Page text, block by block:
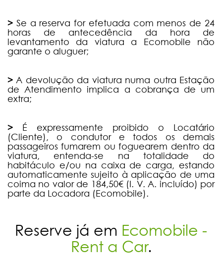
> Se a reserva for efetuada com menos de 24
horas de antecedência da hora de
levantamento da viatura a Ecomobile não
garante o aluguer;
> A devolução da viatura numa outra Estação
de Atendimento implica a cobrança de um
extra;
> É expressamente proibido o Locatário
(Cliente), o condutor e todos os demais
passageiros fumarem ou foguearem dentro da
viatura, entenda-se na totalidade do
habitáculo e/ou na caixa de carga, estando
automaticamente sujeito à aplicação de uma
coima no valor de 184,50€ (I. V. A. incluído) por
parte da Locadora (Ecomobile).
Reserve já em Ecomobile -
Rent a Car.